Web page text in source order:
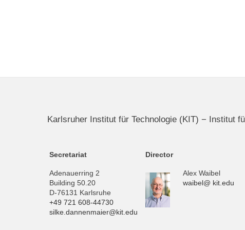
Karlsruher Institut für Technologie (KIT) − Institut
Secretariat
Adenauerring 2
Building 50.20
D-76131 Karlsruhe
+49 721 608-44730
silke.dannenmaier@kit.edu
Director
Alex Waibel
waibel@ kit.edu